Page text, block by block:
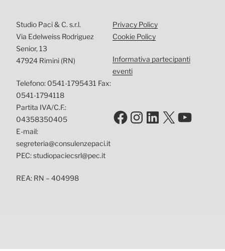
Studio Paci & C. s.r.l.
Via Edelweiss Rodriguez
Senior, 13
47924 Rimini (RN)
Telefono: 0541-1795431 Fax:
0541-1794118
Partita IVA/C.F.:
04358350405
E-mail:
segreteria@consulenzepaci.it
PEC: studiopaciecsrl@pec.it
REA: RN – 404998
Privacy Policy
Cookie Policy
Informativa partecipanti
eventi
Facebook
Instagram
LinkedIn
X